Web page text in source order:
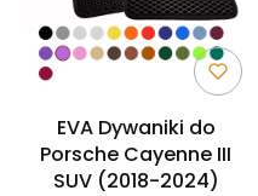
EVA Dywaniki do
Porsche Cayenne III
SUV (2018-2024)